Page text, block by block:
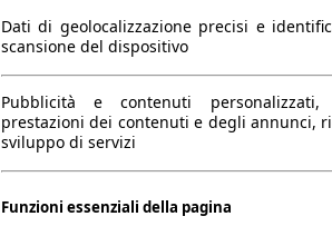
Dati di geolocalizzazione precisi e
scansione del dispositivo
Pubblicità e contenuti personalizzati,
prestazioni dei contenuti e degli annunci,
sviluppo di servizi
Funzioni essenziali della pagina